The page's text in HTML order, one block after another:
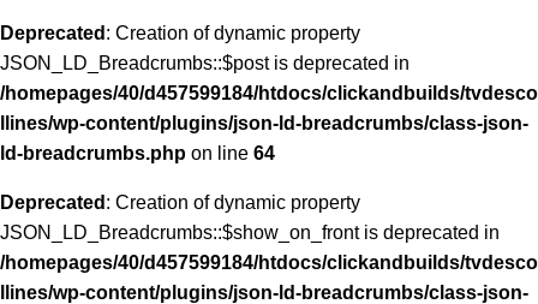
Deprecated : Creation of dynamic property
JSON_LD_Breadcrumbs::$post is deprecated in
/homepages/40/d457599184/htdocs/clickandbuilds/tvdesco
llines/wp-content/plugins/json-ld-breadcrumbs/class-json-
ld-breadcrumbs.php on line 64
Deprecated : Creation of dynamic property
JSON_LD_Breadcrumbs::$show_on_front is deprecated in
/homepages/40/d457599184/htdocs/clickandbuilds/tvdesco
llines/wp-content/plugins/json-ld-breadcrumbs/class-json-